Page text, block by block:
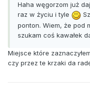
Haha węgorzom już
raz w życiu i tyle
ponton. Wiem, że pod
szukam coś kawałek
Miejsce które
czy przez te krzaki da